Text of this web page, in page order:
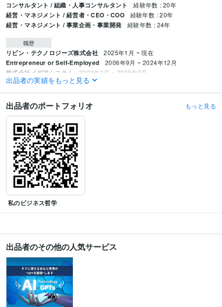
コンサルタント / 組織・人事コンサルタント 経験年数 : 20年
経営・マネジメント / 経営者・CEO・COO 経験年数 : 20年
経営・マネジメント / 事業企画・事業開発 経験年数 : 24年
職歴
リビン・テクノロジーズ株式会社 2025年1月 ~ 現在
Entrepreneur or Self-Employed 2006年9月 ~ 2024年12月
株式会社イデアシステム 2002年3月 ~ 2006年9月
Excel:24年
Google スライド:5年Google ドキュメント:5年
Word:24年
ChatGPT:2年
Adobe Photoshop:27年
Canva:2年Figma:2年
その他ツール
プロンプト作成:2年
得意分野
生成AI活用・開発・制作
オールジャンル
ビジネス代行・事務代行
オールジャンル
語学力
英語 日常会話レベル
出品者の実績をもっと見る
出品者のポートフォリオ もっと見る
私のビジネス哲学
出品者のその他の人気サービス